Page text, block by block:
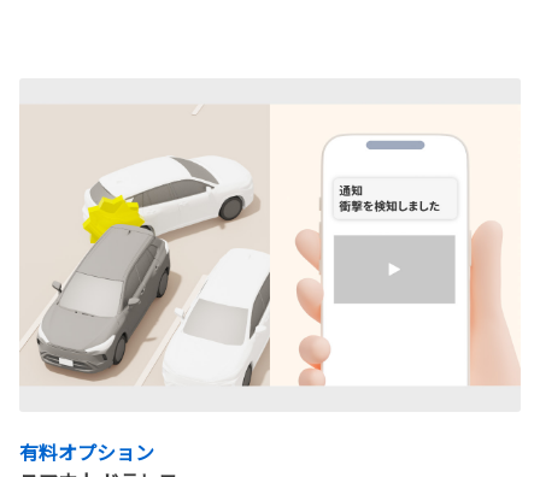
有料オプション